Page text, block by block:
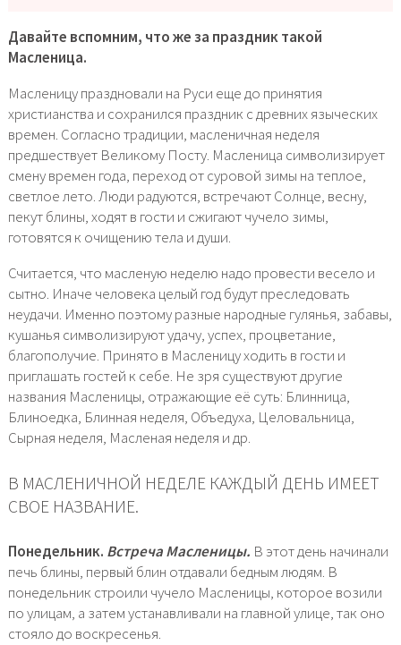
Давайте вспомним, что же за праздник такой
Масленица.
Масленицу праздновали на Руси еще до принятия
христианства и сохранился праздник с древних языческих
времен. Согласно традиции, масленичная неделя
предшествует Великому Посту. Масленица символизирует
смену времен года, переход от суровой зимы на теплое,
светлое лето. Люди радуются, встречают Солнце, весну,
пекут блины, ходят в гости и сжигают чучело зимы,
готовятся к очищению тела и души.
Считается, что масленую неделю надо провести весело и
сытно. Иначе человека целый год будут преследовать
неудачи. Именно поэтому разные народные гулянья, забавы,
кушанья символизируют удачу, успех, процветание,
благополучие. Принято в Масленицу ходить в гости и
приглашать гостей к себе. Не зря существуют другие
названия Масленицы, отражающие её суть: Блинница,
Блиноедка, Блинная неделя, Объедуха, Целовальница,
Сырная неделя, Масленая неделя и др.
В МАСЛЕНИЧНОЙ НЕДЕЛЕ КАЖДЫЙ ДЕНЬ ИМЕЕТ
СВОЕ НАЗВАНИЕ.
Понедельник. Встреча Масленицы. В этот день начинали
печь блины, первый блин отдавали бедным людям. В
понедельник строили чучело Масленицы, которое возили
по улицам, а затем устанавливали на главной улице, так оно
стояло до воскресенья.